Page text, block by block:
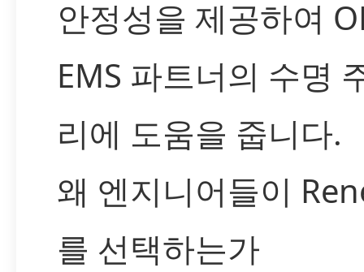
안정성을 제공하여
EMS 파트너의 수명
리에 도움을 줍니다.
왜 엔지니어들이
를 선택하는가